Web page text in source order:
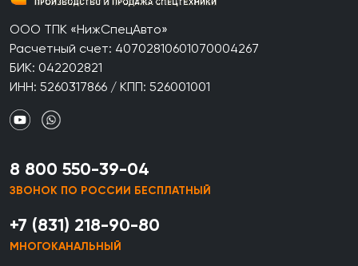
ООО ТПК «НижСпецАвто»
Расчетный счет: 40702810601070004267
БИК: 042202821
ИНН: 5260317866 / КПП: 526001001
8 800 550-39-04
ЗВОНОК ПО РОССИИ БЕСПЛАТНЫЙ
+7 (831) 218-90-80
МНОГОКАНАЛЬНЫЙ